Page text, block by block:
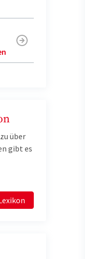
über
gibt es